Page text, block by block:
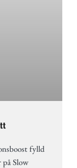
fylld
på Slow